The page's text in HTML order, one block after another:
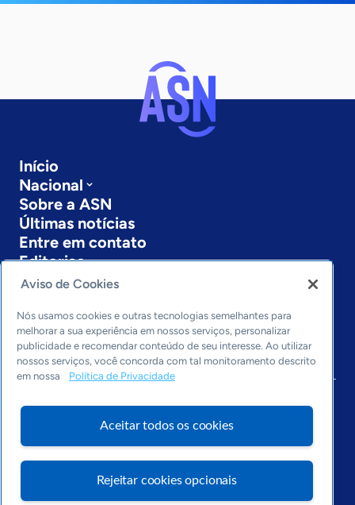
Início
Nacional
Sobre a ASN
Últimas notícias
Entre em contato
Editorias
Economia & Política
Inovação & Tecnologia
Cultura empreendedora
Dados
Arquivo
Aviso de Cookies
Nós usamos cookies e outras tecnologias semelhantes para
melhorar a sua experiência em nossos serviços, personalizar
publicidade e recomendar conteúdo de seu interesse. Ao utilizar
nossos serviços, você concorda com tal monitoramento descrito
em nossa
Política de Privacidade
Aceitar todos os cookies
Rejeitar cookies opcionais